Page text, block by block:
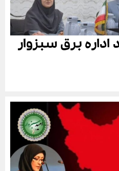
اداره برق سبزوار